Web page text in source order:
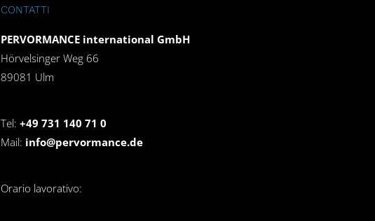
CONTATTI
PERVORMANCE international GmbH
Hörvelsinger Weg 66
89081 Ulm
Tel: +49 731 140 71 0
Mail: info@pervormance.de
Orario lavorativo: